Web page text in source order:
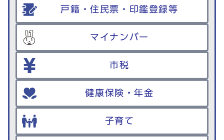
戸籍・住民票・印鑑登録等
マイナンバー
市税
健康保険・年金
子育て